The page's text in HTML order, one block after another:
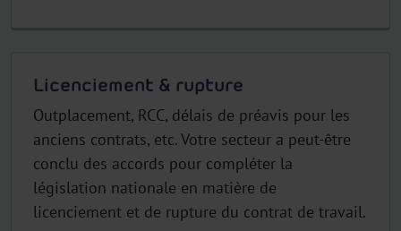
Licenciement & rupture
Outplacement, RCC, délais de préavis pour les
anciens contrats, etc. Votre secteur a peut-être
conclu des accords pour compléter la
législation nationale en matière de
licenciement et de rupture du contrat de travail.